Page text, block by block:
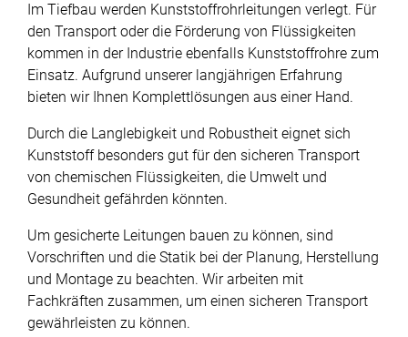
Im Tiefbau werden Kunststoffrohrleitungen verlegt. Für
den Transport oder die Förderung von Flüssigkeiten
kommen in der Industrie ebenfalls Kunststoffrohre zum
Einsatz. Aufgrund unserer langjährigen Erfahrung
bieten wir Ihnen Komplettlösungen aus einer Hand.
Durch die Langlebigkeit und Robustheit eignet sich
Kunststoff besonders gut für den sicheren Transport
von chemischen Flüssigkeiten, die Umwelt und
Gesundheit gefährden könnten.
Um gesicherte Leitungen bauen zu können, sind
Vorschriften und die Statik bei der Planung, Herstellung
und Montage zu beachten. Wir arbeiten mit
Fachkräften zusammen, um einen sicheren Transport
gewährleisten zu können.
Projekte
Downloads
Kontakt
Newsletter
Cookiebar-Einstellungen ändern